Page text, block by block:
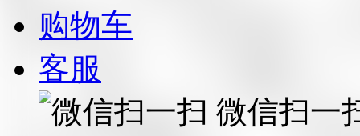
购物车
客服
微信扫一